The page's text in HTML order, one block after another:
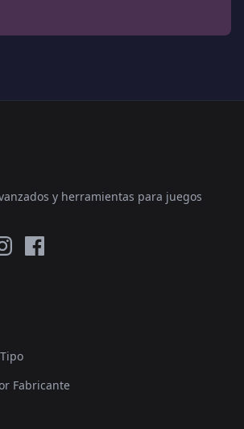
y herramientas para juegos
Fabricante